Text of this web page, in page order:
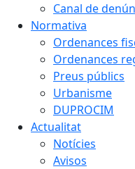
Canal de
Normativa
Ordenances
Ordenances
Preus públics
Urbanisme
DUPROCIM
Actualitat
Notícies
Avisos